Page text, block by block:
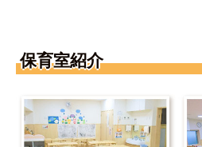
保育室紹介